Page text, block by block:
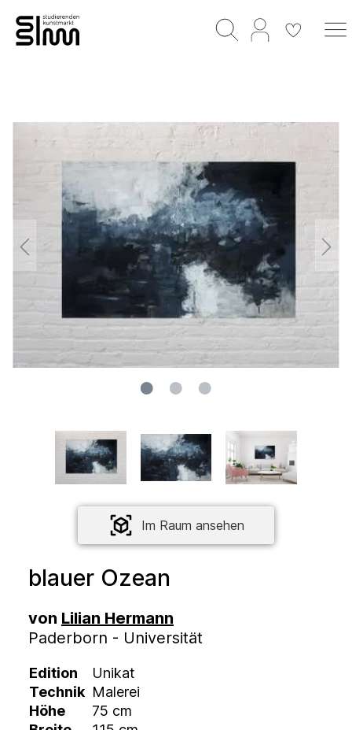
Im Raum ansehen
blauer Ozean
von Lilian Hermann
Paderborn - Universität
Edition
Unikat
Technik Malerei
Höhe
75 cm